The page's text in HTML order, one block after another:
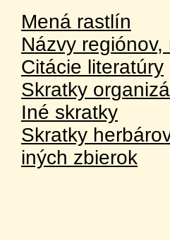
Mená rastlín
Názvy
Citácie literatúry
Skratky
Iné skratky
Skratky
iných zbierok